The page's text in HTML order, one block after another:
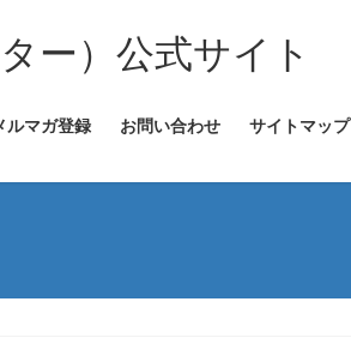
ー）公式サイト
ルマガ登録 お問い合わせ サイトマップ